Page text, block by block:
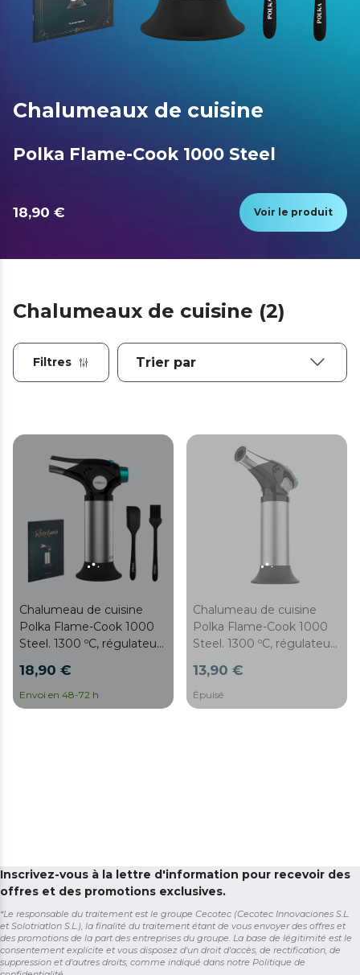
Chalumeaux de cuisine
Polka Flame-Cook 1000 Steel
18,90 € Voir le produit
Chalumeaux de cuisine (2)
Filtres
Chalumeau de cuisine
Polka Flame-Cook 1000
Steel. 1300 ºC, régulateur
sécurité, pinceau, spatule
et livre de recettes inclus.
18,90 €
Envoi en 48-72 h
Chalumeau de cuisine
Polka Flame-Cook 1000
Steel. 1300 ºC, régulateur
sécurité, pinceau, spatule
et livre de recettes inclus.
13,90 €
Épuisé
Inscrivez-vous à la lettre d'information pour recevoir des
offres et des promotions exclusives.
*Le responsable du traitement est le groupe Cecotec (Cecotec Innovaciones S.L.
et Solotriatlon S.L.), la finalité du traitement étant de vous envoyer des offres et
des promotions de la part des entreprises du groupe. La base de légitimité est le
consentement explicite et vous disposez d'un droit d'accès, de rectification, de
suppression et d'autres droits, comme indiqué dans notre Politique de